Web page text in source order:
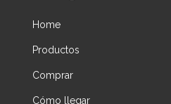
Home
Productos
Comprar
Cómo llegar